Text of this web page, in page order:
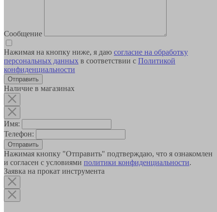
Сообщение
Нажимая на кнопку ниже, я даю согласие на обработку
персональных данных в соответствии с Политикой
конфиденциальности
Наличие в магазинах
Имя:
Телефон:
Отправить
Нажимая кнопку "Отправить" подтверждаю, что я ознакомлен
и согласен с условиями политики конфиденциальности.
Заявка на прокат инструмента